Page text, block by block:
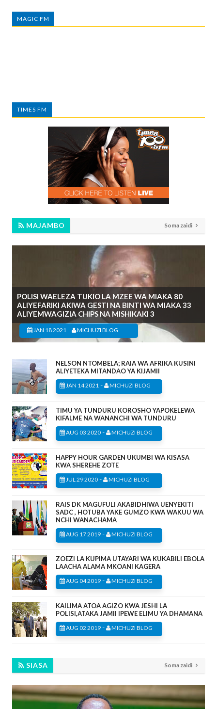
MAGIC FM
TIMES FM
MAJAMBO Soma zaidi
POLISI WAELEZA TUKIO LA MZEE WA MIAKA 80
ALIYEFARIKI AKIWA GESTI NA BINTI WA MIAKA 33
ALIYEMWAGIZIA CHIPS NA MISHIKAKI 3
JAN 18 2021 - MICHUZI BLOG
NELSON NTOMBELA; RAIA WA AFRIKA KUSINI
ALIYETEKA MITANDAO YA KIJAMII
JAN 14 2021 - MICHUZI BLOG
TIMU YA TUNDURU KOROSHO YAPOKELEWA
KIFALME NA WANANCHI WA TUNDURU
AUG 03 2020 - MICHUZI BLOG
HAPPY HOUR GARDEN UKUMBI WA KISASA
KWA SHEREHE ZOTE
JUL 29 2020 - MICHUZI BLOG
RAIS DK MAGUFULI AKABIDHIWA UENYEKITI
SADC , HOTUBA YAKE GUMZO KWA WAKUU WA
NCHI WANACHAMA
AUG 17 2019 - MICHUZI BLOG
ZOEZI LA KUPIMA UTAYARI WA KUKABILI EBOLA
LAACHA ALAMA MKOANI KAGERA
AUG 04 2019 - MICHUZI BLOG
KAILIMA ATOA AGIZO KWA JESHI LA
POLISI,ATAKA JAMII IPEWE ELIMU YA DHAMANA
AUG 02 2019 - MICHUZI BLOG
SIASA Soma zaidi